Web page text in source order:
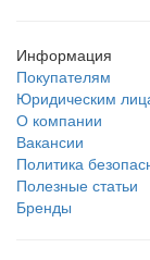
Информация
Покупателям
Юридическим
О компании
Вакансии
Политика
Полезные статьи
Бренды